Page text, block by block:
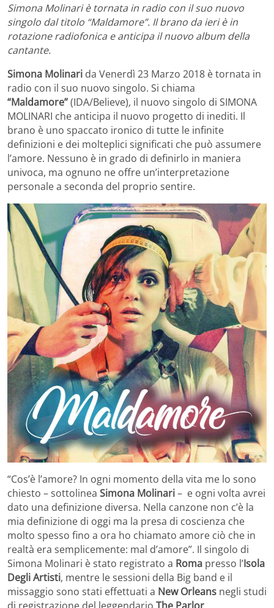
Simona Molinari è tornata in radio con il suo nuovo
singolo dal titolo “Maldamore”. Il brano da ieri è in
rotazione radiofonica e anticipa il nuovo album della
cantante.
Simona Molinari da Venerdì 23 Marzo 2018 è tornata in
radio con il suo nuovo singolo. Si chiama
“Maldamore”(IDA/Believe), il nuovo singolo di SIMONA
MOLINARI che anticipa il nuovo progetto di inediti. Il
brano è uno spaccato ironico di tutte le infinite
definizioni e dei molteplici significati che può assumere
l’amore. Nessuno è in grado di definirlo in maniera
univoca, ma ognuno ne offre un’interpretazione
personale a seconda del proprio sentire.
“Cos’è l’amore? In ogni momento della vita me lo sono
chiesto – sottolinea Simona Molinari– e ogni volta avrei
dato una definizione diversa. Nella canzone non c’è la
mia definizione di oggi ma la presa di coscienza che
molto spesso fino a ora ho chiamato amore ciò che in
realtà era semplicemente: mal d’amore”. Il singolo di
Simona Molinari è stato registrato a Roma presso l’Isola
Degli Artisti, mentre le sessioni della Big band e il
missaggio sono stati effettuati a New Orleans negli studi
di registrazione del leggendario The Parlor